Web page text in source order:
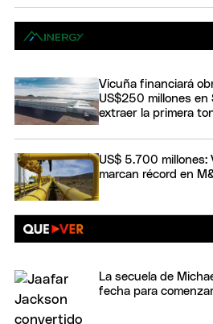
Vicuña financiará
US$250 millones
extraer la primera
US$ 5.700 millones:
marcan récord en
La secuela de
fecha para